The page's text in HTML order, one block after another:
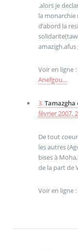
.alors je
la
d’abord la
Voir en ligne :
Anefgou...
3.
février 2007,
De tout
les autres
bises à
de la part de
Voir en ligne :